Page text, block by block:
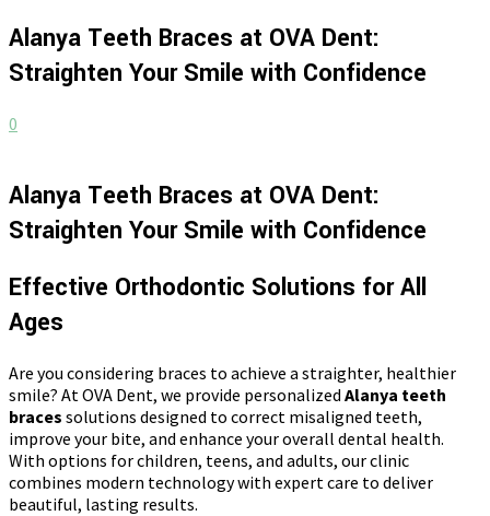
Alanya Teeth Braces at OVA Dent:
Straighten Your Smile with Confidence
0
Alanya Teeth Braces at OVA Dent:
Straighten Your Smile with Confidence
Effective Orthodontic Solutions for All
Ages
Are you considering braces to achieve a straighter, healthier
smile? At OVA Dent, we provide personalized Alanya teeth
braces solutions designed to correct misaligned teeth,
improve your bite, and enhance your overall dental health.
With options for children, teens, and adults, our clinic
combines modern technology with expert care to deliver
beautiful, lasting results.